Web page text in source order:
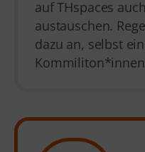
auf THspaces
austauschen.
dazu an, selbst